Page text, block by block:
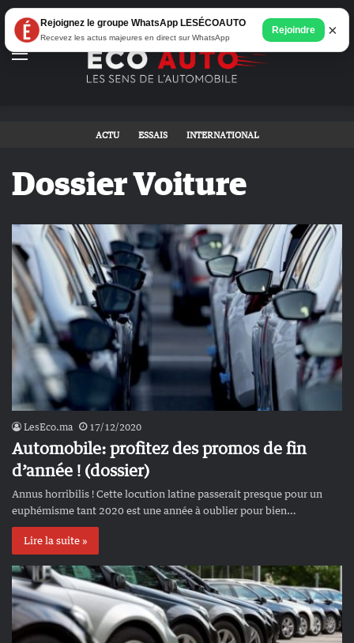
Menu
ACTU ESSAIS INTERNATIONAL
Dossier Voiture
LesEco.ma 17/12/2020
Automobile: profitez des promos de fin
d’année ! (dossier)
Annus horribilis ! Cette locution latine passerait presque pour un
euphémisme tant 2020 est une année à oublier pour bien…
Lire la suite »
Rejoignez le groupe WhatsApp LESÉCOAUTO
Recevez les actus majeures en direct sur WhatsApp
Rejoindre ×